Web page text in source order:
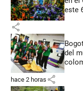
este
share
del
hace 2 horas share